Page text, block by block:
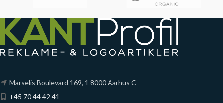
Marselis Boulevard 169, 1 8000 Aarhus C
+45 70 44 42 41